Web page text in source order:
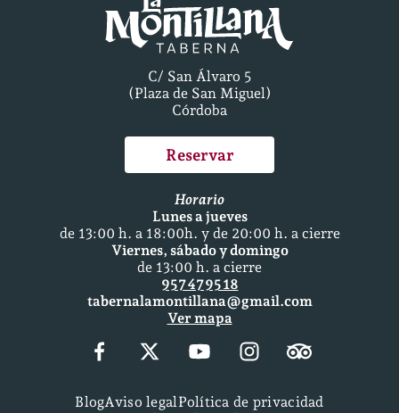
C/ San Álvaro 5
(Plaza de San Miguel)
Córdoba
Reservar
Horario
Lunes a jueves
de 13:00 h. a 18:00h. y de 20:00 h. a cierre
Viernes, sábado y domingo
de 13:00 h. a cierre
957 47 95 18
tabernalamontillana@gmail.com
Ver mapa
BlogAviso legal Política de privacidad